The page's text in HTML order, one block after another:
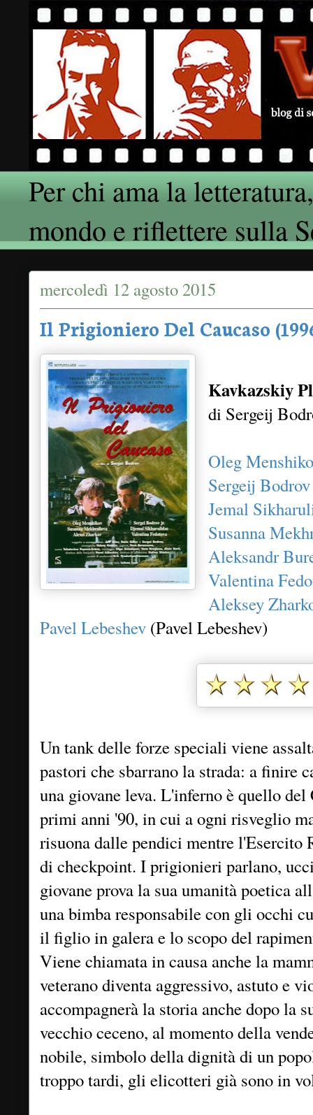
Per chi ama la
mondo e riflettere sulla
mercoledì 12 agosto 2015
Il Prigioniero Del Caucaso
Kavkazskiy
di Sergeij
Oleg
Sergeij
Jemal
Susanna
Aleksandr
Valentina
Aleksey
Pavel Lebeshev (Pavel Lebeshev)
Un tank delle forze speciali viene
pastori che sbarrano la strada: a finire
una giovane leva. L'inferno è quello
primi anni '90, in cui a ogni risveglio
risuona dalle pendici mentre l'Esercito
di checkpoint. I prigionieri parlano,
giovane prova la sua umanità poetica
una bimba responsabile con gli occhi
il figlio in galera e lo scopo del
Viene chiamata in causa anche la
veterano diventa aggressivo, astuto e
accompagnerà la storia anche dopo la
vecchio ceceno, al momento della
nobile, simbolo della dignità di un
troppo tardi, gli elicotteri già sono in